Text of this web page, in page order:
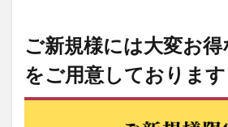
ご新規様には大変お
をご用意しております